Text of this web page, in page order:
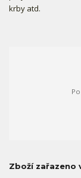
krby atd.
Zboží zařazeno